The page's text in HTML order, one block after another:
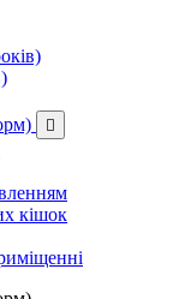

кішок